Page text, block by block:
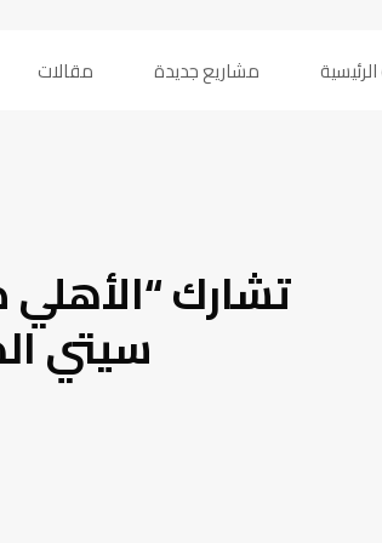
مشاريع جديدة مقالات
تشارك
سيتي